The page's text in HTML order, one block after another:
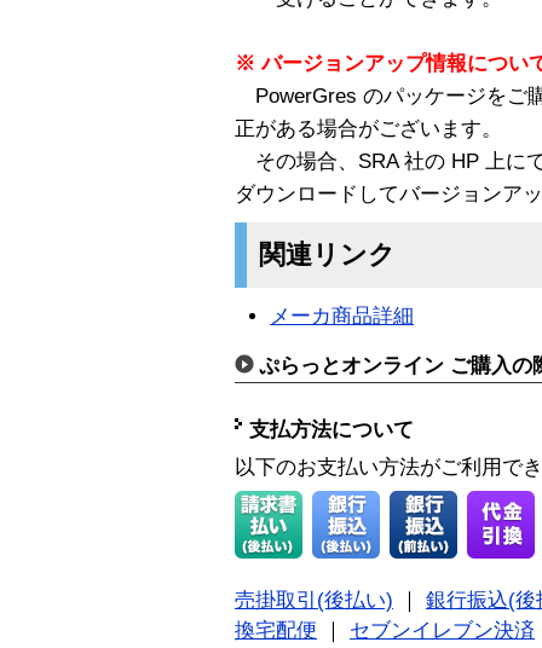
※ バージョンアップ情報につい
PowerGres のパッケージをご
正がある場合がございます。
その場合、SRA 社の HP 上に
ダウンロードしてバージョンア
関連リンク
メーカ商品詳細
ぷらっとオンライン ご購入の
支払方法について
以下のお支払い方法がご利用で
売掛取引(後払い)
銀行振込(後
換宅配便
セブンイレブン決済